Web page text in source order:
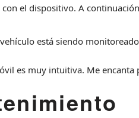
el dispositivo. A
está siendo
es muy intuitiva. Me